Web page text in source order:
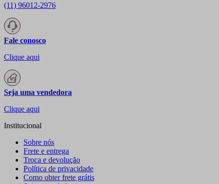
(11) 96012-2976
Fale conosco
Clique aqui
Seja uma vendedora
Clique aqui
Institucional
Sobre nós
Frete e entrega
Troca e devolução
Política de privacidade
Como obter frete grátis